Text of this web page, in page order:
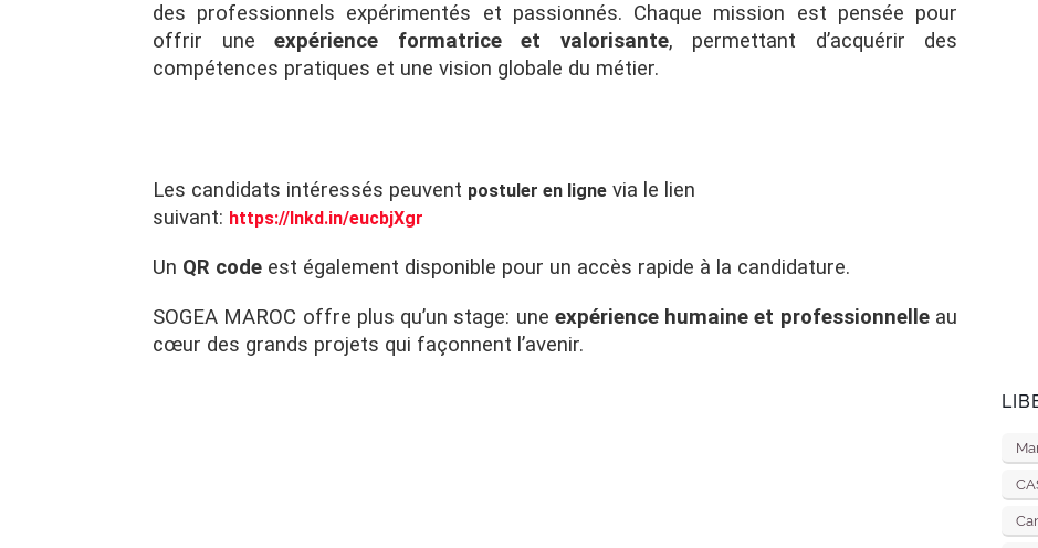
des professionnels expérimentés et passionnés. Chaque mission est pensée pour
offrir une expérience formatrice et valorisante, permettant d’acquérir des
compétences pratiques et une vision globale du métier.
Les candidats intéressés peuvent postuler en ligne via le lien
suivant: https://lnkd.in/eucbjXgr
Un QR code est également disponible pour un accès rapide à la candidature.
SOGEA MAROC offre plus qu’un stage: une expérience humaine et professionnelleau
cœur des grands projets qui façonnent l’avenir.